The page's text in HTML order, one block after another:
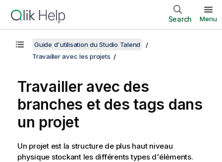
Search Menu
Guide d'utilisation du Studio Talend
Travailler avec les projets
Travailler avec des
branches et des tags dans
un projet
Un projet est la structure de plus haut niveau
physique stockant les différents types d'éléments.